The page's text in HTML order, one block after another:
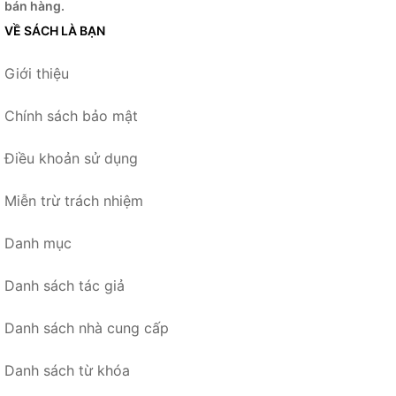
bán hàng.
VỀ SÁCH LÀ BẠN
Giới thiệu
Chính sách bảo mật
Điều khoản sử dụng
Miễn trừ trách nhiệm
Danh mục
Danh sách tác giả
Danh sách nhà cung cấp
Danh sách từ khóa